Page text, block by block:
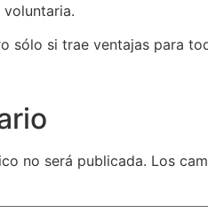
sólo si trae ventajas para
no será publicada. Los